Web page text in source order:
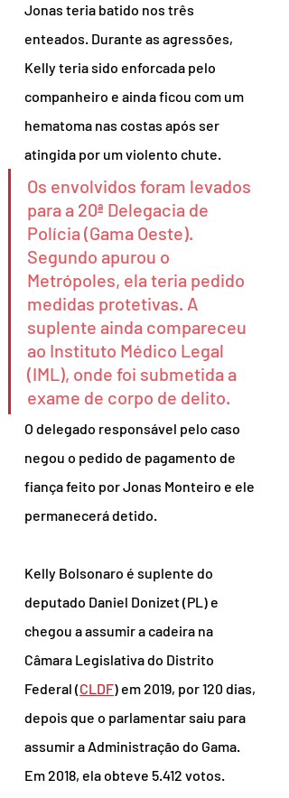
Jonas teria batido nos três
enteados. Durante as agressões,
Kelly teria sido enforcada pelo
companheiro e ainda ficou com um
hematoma nas costas após ser
atingida por um violento chute.
Os envolvidos foram levados
para a 20ª Delegacia de
Polícia (Gama Oeste).
Segundo apurou o
Metrópoles, ela teria pedido
medidas protetivas. A
suplente ainda compareceu
ao Instituto Médico Legal
(IML), onde foi submetida a
exame de corpo de delito.
O delegado responsável pelo caso
negou o pedido de pagamento de
fiança feito por Jonas Monteiro e ele
permanecerá detido.
Kelly Bolsonaro é suplente do
deputado Daniel Donizet (PL) e
chegou a assumir a cadeira na
Câmara Legislativa do Distrito
Federal (CLDF) em 2019, por 120 dias,
depois que o parlamentar saiu para
assumir a Administração do Gama.
Em 2018, ela obteve 5.412 votos.